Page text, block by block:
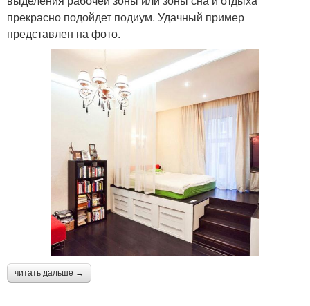
прекрасно подойдет подиум. Удачный пример
представлен на фото.
читать дальше →